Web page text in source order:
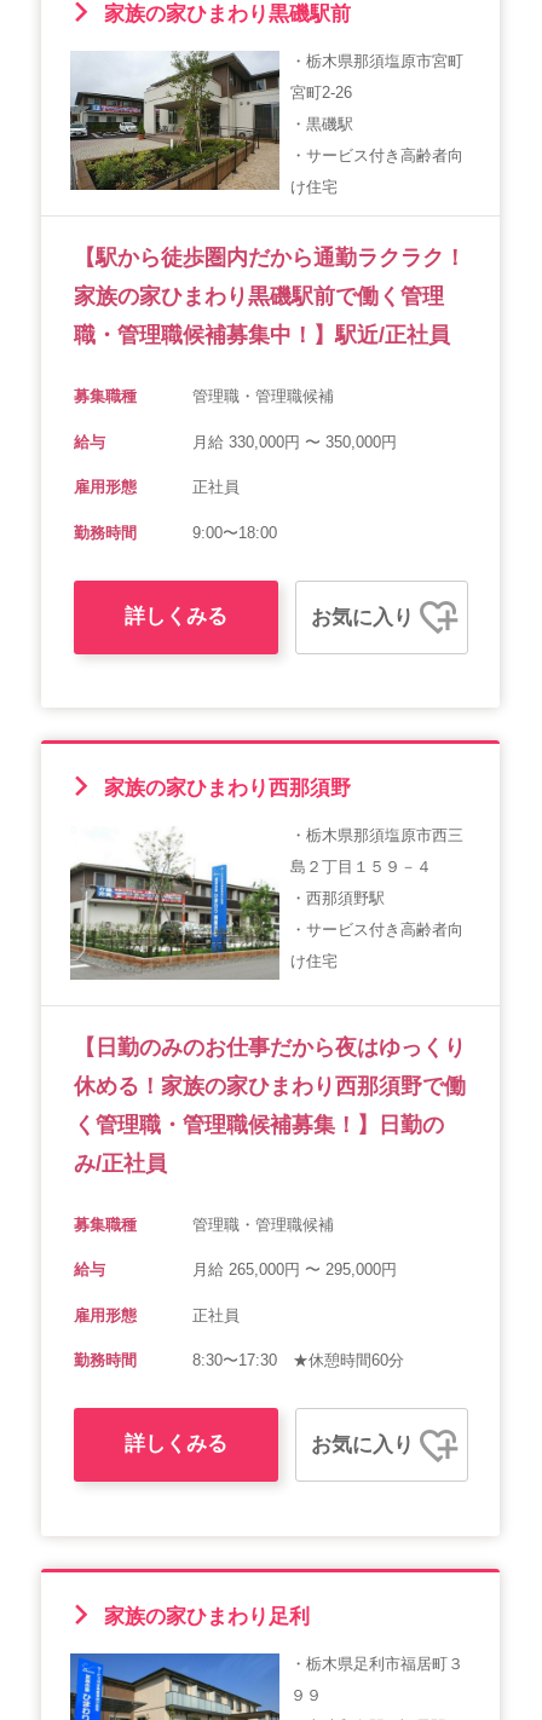
家族の家ひまわり黒磯駅前
・栃木県那須塩原市宮町
宮町2-26
・黒磯駅
・サービス付き高齢者向
け住宅
【駅から徒歩圏内だから通勤ラクラク！
家族の家ひまわり黒磯駅前で働く管理
職・管理職候補募集中！】駅近/正社員
募集職種 管理職・管理職候補
給与 月給 330,000円 〜 350,000円
雇用形態 正社員
勤務時間 9:00〜18:00
詳しくみる お気に入り
家族の家ひまわり西那須野
・栃木県那須塩原市西三
島２丁目１５９－４
・西那須野駅
・サービス付き高齢者向
け住宅
【日勤のみのお仕事だから夜はゆっくり
休める！家族の家ひまわり西那須野で働
く管理職・管理職候補募集！】日勤の
み/正社員
募集職種 管理職・管理職候補
給与 月給 265,000円 〜 295,000円
雇用形態 正社員
勤務時間 8:30〜17:30 ★休憩時間60分
詳しくみる お気に入り
家族の家ひまわり足利
・栃木県足利市福居町３
９９